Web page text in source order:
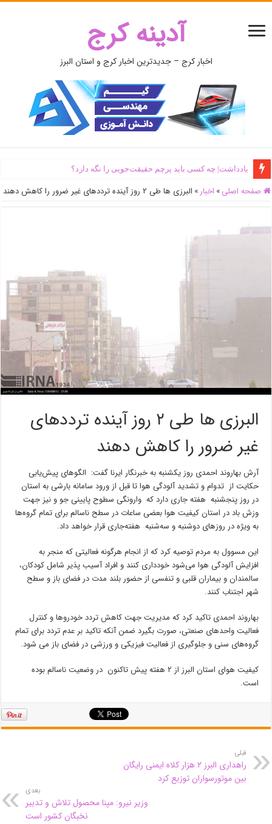
آدینه کرج
اخبار کرج – جدیدترین اخبار کرج و استان البرز
یادداشت| ‌چه کسی باید پرچم حقیقت‌جویی را نگه دارد؟
صفحه اصلی » اخبار » البرزی ها طی ۲ روز آینده ترددهای غیر ضرور را کاهش دهند
البرزی ها طی ۲ روز آینده ترددهای
غیر ضرور را کاهش دهند
آرش بهاروند احمدی روز یکشنبه به خبرنگار ایرنا گفت: الگوهای پیش‌یابی
حکایت از تدوام و تشدید آلودگی هوا تا قبل از ورود سامانه بارشی به استان
در روز پنجشنبه هفته جاری دارد که وارونگی سطوح پایینی جو و نیز جهت
وزش باد در استان کیفیت هوا بعضی ساعات در سطح ناسالم برای تمام گروه‌ها
به ویژه در روزهای دوشنبه و سه‌شنبه هفته‌جاری قرار خواهد داد.
این مسوول به مردم توصیه کرد که از انجام هرگونه فعالیتی که منجر به
افزایش آلودگی هوا می‌شود خودداری کنند و افراد آسیب پذیر شامل کودکان،
سالمندان و بیماران قلبی و تنفسی از حضور بلند مدت در فضای باز و سطح
شهر اجتناب کنند.
بهاروند احمدی تاکید کرد که مدیریت جهت کاهش تردد خودروها و کنترل
فعالیت واحدهای صنعتی، صورت بگیرد ضمن آنکه تاکید بر عدم تردد برای تمام
گروه‌های سنی و جلوگیری از فعالیت فیزیکی و ورزشی در فضای باز می شود.
کیفیت هوای استان البرز از ۲ هفته پیش تاکنون در وضعیت ناسالم بوده
است.
قبلی
راهداری البرز ۲ هزار کلاه ایمنی رایگان
بین موتورسواران توزیع کرد
بعدی
وزیر نیرو: مپنا محصول تلاش و تدبیر
نخبگان کشور است